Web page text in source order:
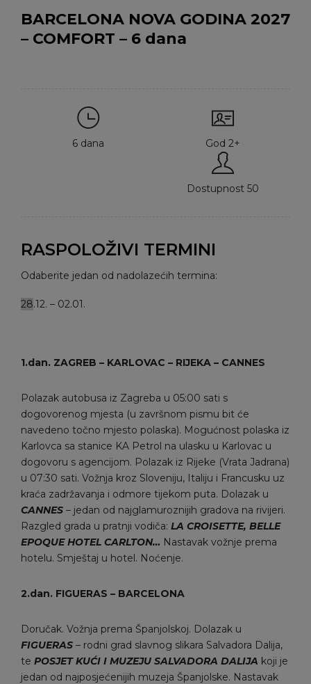
BARCELONA NOVA GODINA 2027
– COMFORT – 6 dana
6 dana God 2+
Dostupnost 50
RASPOLOŽIVI TERMINI
Odaberite jedan od nadolazećih termina:
28.12. – 02.01.
1.dan. ZAGREB – KARLOVAC – RIJEKA – CANNES
Polazak autobusa iz Zagreba u 05:00 sati s
dogovorenog mjesta (u završnom pismu bit će
navedeno točno mjesto polaska). Mogućnost polaska iz
Karlovca sa stanice KA Petrol na ulasku u Karlovac u
dogovoru s agencijom. Polazak iz Rijeke (Vrata Jadrana)
u 07:30 sati. Vožnja kroz Sloveniju, Italiju i Francusku uz
kraća zadržavanja i odmore tijekom puta. Dolazak u
CANNES – jedan od najglamuroznijih gradova na rivijeri.
Razgled grada u pratnji vodiča: LA CROISETTE, BELLE
EPOQUE HOTEL CARLTON… Nastavak vožnje prema
hotelu. Smještaj u hotel. Noćenje.
2.dan. FIGUERAS – BARCELONA
Doručak. Vožnja prema Španjolskoj. Dolazak u
FIGUERAS – rodni grad slavnog slikara Salvadora Dalija,
te POSJET KUĆI I MUZEJU SALVADORA DALIJA koji je
jedan od najposjećenijih muzeja Španjolske. Nastavak